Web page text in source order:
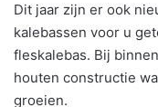
Dit jaar zijn er ook
kalebassen voor u
fleskalebas. Bij
houten constructie
groeien.